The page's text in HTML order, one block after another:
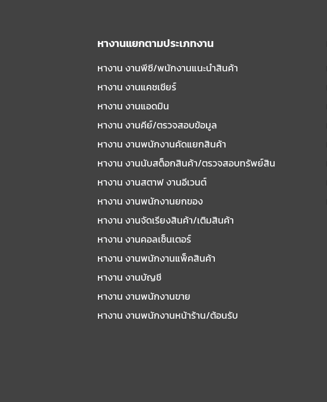
หางานแยกตามประเภทงาน
หางาน งานพีซี/พนักงานแนะนําสินค้า
หางาน งานแคชเชียร์
หางาน งานแอดมิน
หางาน งานคีย์/ตรวจสอบข้อมูล
หางาน งานพนักงานคัดแยกสินค้า
หางาน งานนับสต็อกสินค้า/ตรวจสอบทรัพย์สิน
หางาน งานสตาฟ งานอีเวนต์
หางาน งานพนักงานยกของ
หางาน งานจัดเรียงสินค้า/เติมสินค้า
หางาน งานคอลเซ็นเตอร์
หางาน งานพนักงานแพ็คสินค้า
หางาน งานบัญชี
หางาน งานพนักงานขาย
หางาน งานพนักงานหน้าร้าน/ต้อนรับ